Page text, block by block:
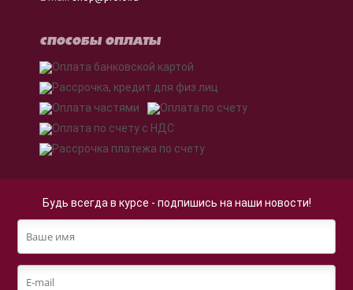
СПОСОБЫ ОПЛАТЫ
Будь всегда в курсе - подпишись на наши новости!